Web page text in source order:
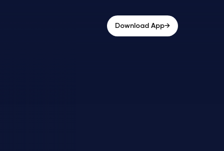
Download App→